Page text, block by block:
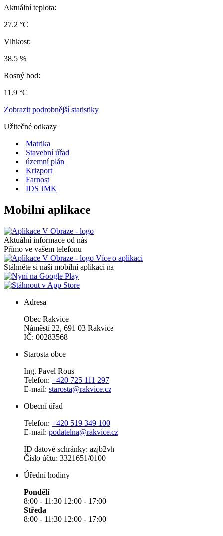
Aktuální teplota:
27.2 °C
Vlhkost:
38.5 %
Rosný bod:
11.9 °C
Zobrazit podrobnější statistiky
Užitečné odkazy
Matrika
Stavební úřad
územní plán
Krizport
Farnost
IDS JMK
Mobilní aplikace
Aktuální informace od nás
Přímo ve vašem telefonu
Více o aplikaci
Stáhněte si naši mobilní aplikaci na
Adresa
Obec Rakvice
Náměstí 22, 691 03 Rakvice
IČ: 00283568
Starosta obce
Ing. Pavel Rous
Telefon: +420 725 111 297
E-mail: starosta@rakvice.cz
Obecní úřad
Telefon: +420 519 349 100
E-mail: podatelna@rakvice.cz
ID datové schránky: azjb2vh
Číslo účtu: 3321651/0100
Úřední hodiny
Pondělí
8:00 - 11:30 12:00 - 17:00
Středa
8:00 - 11:30 12:00 - 17:00